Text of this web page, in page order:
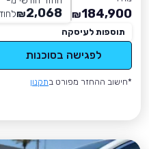
184,900
₪
2,068
₪
תוספות לעיסקה
לפגישה בסוכנות
*חישוב ההחזר מפורט בתקנון